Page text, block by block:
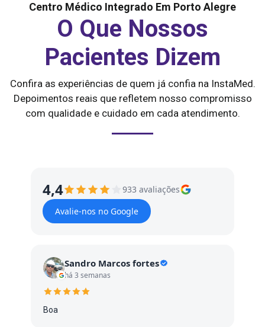
Centro Médico Integrado Em Porto Alegre
O Que Nossos
Pacientes Dizem
Confira as experiências de quem já confia na InstaMed.
Depoimentos reais que refletem nosso compromisso
com qualidade e cuidado em cada atendimento.
4,4
933 avaliações
Avalie-nos no Google
Sandro Marcos fortes
há 3 semanas
Boa